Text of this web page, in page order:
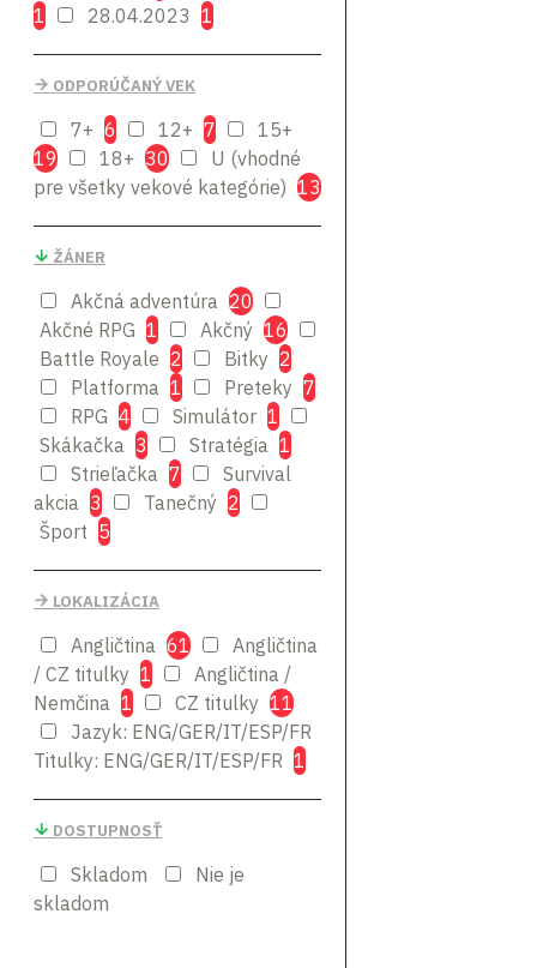
Milestone
Nacon
Bandai Outright Games
Playstation Studios
Rebellion
SEGA
SquareEnix
Techland
Ubisoft
WarnerBros Interactive
Xbox
Game Studios
1 28.04.2023 1
ODPORÚČANÝ VEK
7+ 6 12+ 7
15+
19
18+ 30
U (vhodné
pre všetky vekové kategórie) 13
ŽÁNER
Akčná adventúra 20
Akčné RPG 1 Akčný 16
Battle Royale 2 Bitky 2
Platforma 1 Preteky 7
RPG 4 Simulátor 1
Skákačka 3 Stratégia 1
Strieľačka 7
Survival
akcia 3 Tanečný 2
Šport 5
LOKALIZÁCIA
Angličtina 61
Angličtina
/ CZ titulky 1
Angličtina /
Nemčina 1 CZ titulky 11
Jazyk: ENG/GER/IT/ESP/FR
Titulky: ENG/GER/IT/ESP/FR 1
DOSTUPNOSŤ
Skladom
Nie je
skladom